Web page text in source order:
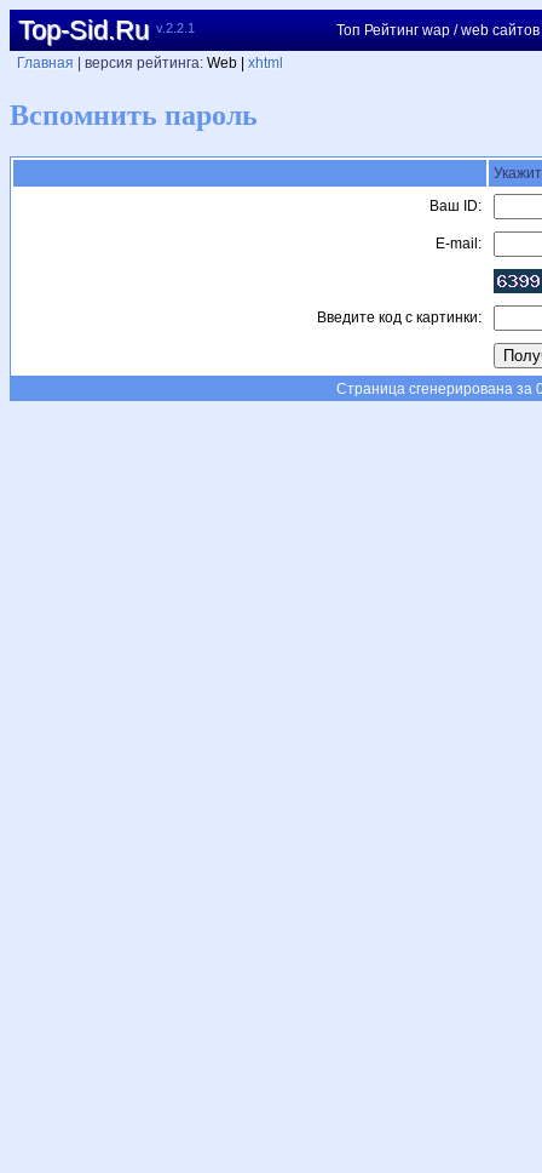
Top-Sid.Ru v.2.2.1
Топ Рейтинг wap / web сайтов
Главная
| версия рейтинга: Web | xhtml
Вспомнить пароль
Ваш ID:
E-mail:
Введите код с картинки:
Страница сгенерирована за